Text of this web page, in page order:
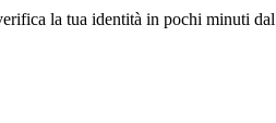
la tua identità in pochi minuti dal